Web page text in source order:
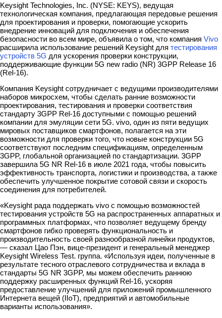
Keysight Technologies, Inc. (NYSE: KEYS), ведущая
технологическая компания, предлагающая передовые решения
для проектирования и проверки, помогающие ускорить
внедрение инноваций для подключения и обеспечения
безопасности во всем мире, объявила о том, что компания Vivo
расширила использование решений Keysight для тестирования
устройств 5G для ускорения проверки конструкции,
поддерживающие функции 5G new radio (NR) 3GPP Release 16
(Rel-16).
Компания Keysight сотрудничает с ведущими производителями
наборов микросхем, чтобы сделать ранние возможности
проектирования, тестирования и проверки соответствия
стандарту 3GPP Rel-16 доступными с помощью решений
компании для эмуляции сети 5G. vivo, один из пяти ведущих
мировых поставщиков смартфонов, полагается на эти
возможности для проверки того, что новые конструкции 5G
соответствуют последним спецификациям, определенным
3GPP, глобальной организацией по стандартизации. 3GPP
завершила 5G NR Rel-16 в июле 2021 года, чтобы повысить
эффективность транспорта, логистики и производства, а также
обеспечить улучшенное покрытие сотовой связи и скорость
соединения для потребителей.
«Keysight рада поддержать vivo с помощью возможностей
тестирования устройств 5G на распространенных аппаратных и
программных платформах, что позволяет ведущему бренду
смартфонов гибко проверять функциональность и
производительность своей разнообразной линейки продуктов,
— сказал Цао Пэн, вице-президент и генеральный менеджер
Keysight Wireless Test. группа. «Используя идеи, полученные в
результате тесного отраслевого сотрудничества и вклада в
стандарты 5G NR 3GPP, мы можем обеспечить раннюю
поддержку расширенных функций Rel-16, ускоряя
предоставление улучшений для приложений промышленного
Интернета вещей (IIoT), предприятий и автомобильные
варианты использования».